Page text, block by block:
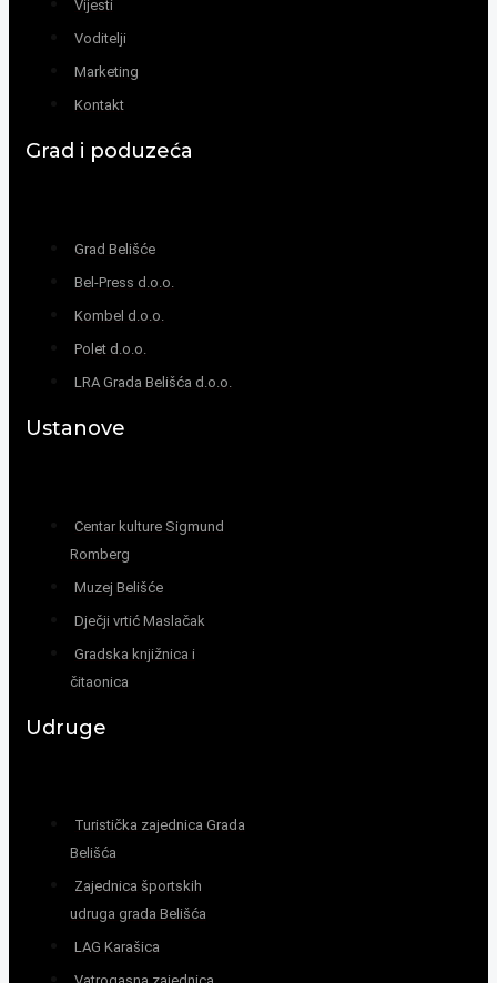
Vijesti
Voditelji
Marketing
Kontakt
Grad i poduzeća
Grad Belišće
Bel-Press d.o.o.
Kombel d.o.o.
Polet d.o.o.
LRA Grada Belišća d.o.o.
Ustanove
Centar kulture Sigmund
Romberg
Muzej Belišće
Dječji vrtić Maslačak
Gradska knjižnica i
čitaonica
Udruge
Turistička zajednica Grada
Belišća
Zajednica športskih
udruga grada Belišća
LAG Karašica